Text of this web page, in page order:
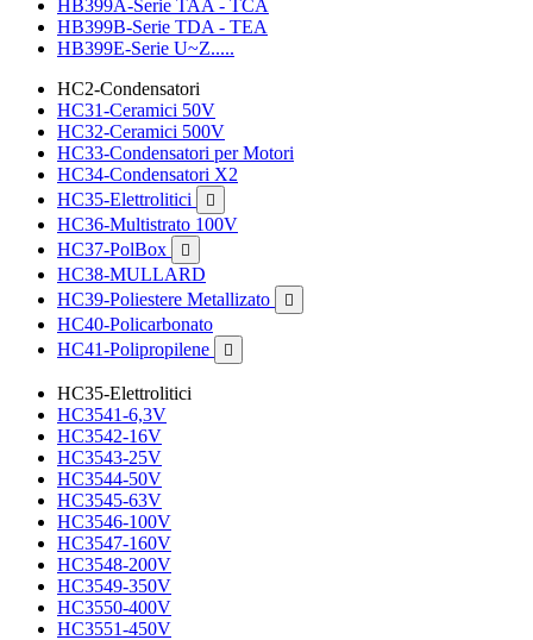
HB399A-Serie TAA - TCA
HB399B-Serie TDA - TEA
HB399E-Serie U~Z.....
HC2-Condensatori
HC31-Ceramici 50V
HC32-Ceramici 500V
HC33-Condensatori per Motori
HC34-Condensatori X2
HC35-Elettrolitici

HC36-Multistrato 100V
HC37-PolBox

HC38-MULLARD
HC39-Poliestere Metallizato

HC40-Policarbonato
HC41-Polipropilene

HC35-Elettrolitici
HC3541-6,3V
HC3542-16V
HC3543-25V
HC3544-50V
HC3545-63V
HC3546-100V
HC3547-160V
HC3548-200V
HC3549-350V
HC3550-400V
HC3551-450V